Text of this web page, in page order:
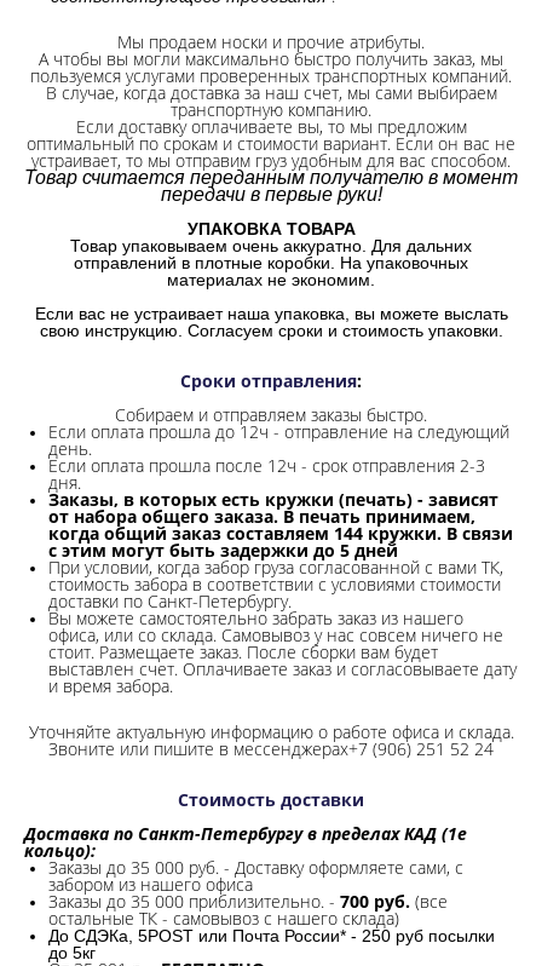
Мы продаем носки и прочие атрибуты.
А чтобы вы могли максимально быстро получить заказ, мы
пользуемся услугами проверенных транспортных компаний.
В случае, когда доставка за наш счет, мы сами выбираем
транспортную компанию.
Если доставку оплачиваете вы, то мы предложим
оптимальный по срокам и стоимости вариант. Если он вас не
устраивает, то мы отправим груз удобным для вас способом.
Товар считается переданным получателю в момент
передачи в первые руки!
УПАКОВКА ТОВАРА
Товар упаковываем очень аккуратно. Для дальних
отправлений в плотные коробки. На упаковочных
материалах не экономим.
Если вас не устраивает наша упаковка, вы можете выслать
свою инструкцию. Согласуем сроки и стоимость упаковки.
Сроки отправления:
Собираем и отправляем заказы быстро.
Если оплата прошла до 12ч - отправление на следующий
день.
Если оплата прошла после 12ч - срок отправления 2-3
дня.
Заказы, в которых есть кружки (печать) - зависят
от набора общего заказа. В печать принимаем,
когда общий заказ составляем 144 кружки. В связи
с этим могут быть задержки до 5 дней
При условии, когда забор груза согласованной с вами ТК,
стоимость забора в соответствии с условиями стоимости
доставки по Санкт-Петербургу.
Вы можете самостоятельно забрать заказ из нашего
офиса, или со склада. Самовывоз у нас совсем ничего не
стоит. Размещаете заказ. После сборки вам будет
выставлен счет. Оплачиваете заказ и согласовываете дату
и время забора.
Уточняйте актуальную информацию о работе офиса и склада.
Звоните или пишите в мессенджерах+7 (906) 251 52 24
Стоимость доставки
Доставка по Санкт-Петербургу в пределах КАД (1е
кольцо):
Заказы до 35 000 руб. - Доставку оформляете сами, с
забором из нашего офиса
Заказы до 35 000 приблизительно. - 700 руб. (все
остальные ТК - самовывоз с нашего склада)
До СДЭКа, 5POST или Почта России* - 250 руб посылки
до 5кг